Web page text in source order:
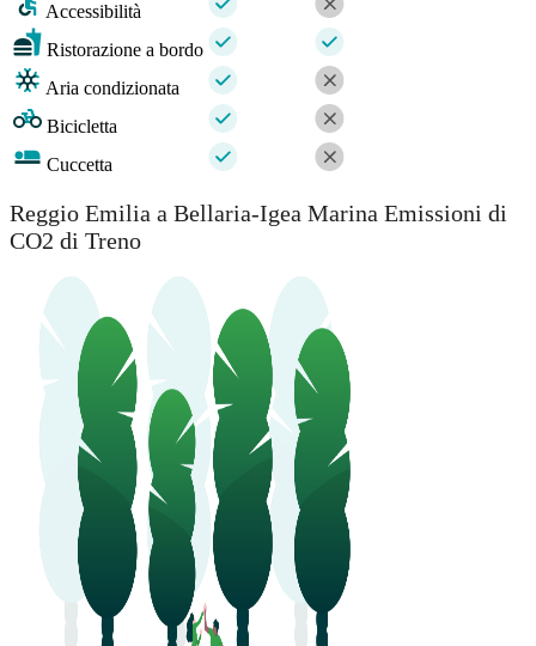
Accessibilità
Ristorazione a bordo
Aria condizionata
Bicicletta
Cuccetta
Reggio Emilia a Bellaria-Igea Marina Emissioni di
CO2 di Treno